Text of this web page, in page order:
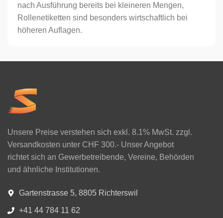
nach Ausführung bereits bei kleineren Mengen,
Rollenetiketten sind besonders wirtschaftlich bei
höheren Auflagen.
Unsere Preise verstehen sich exkl. 8.1% MwSt. zzgl.
Versandkosten unter CHF 300.- Unser Angebot
richtet sich an Gewerbetreibende, Vereine, Behörden
und ähnliche Institutionen.
Gartenstrasse 5, 8805 Richterswil
+41 44 784 11 62